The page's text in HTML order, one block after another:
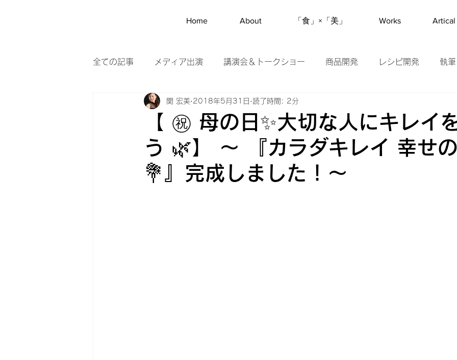
Home About 「食」×「美」 Works Artical
全ての記事 メディア出演 講演会＆トークショー 商品開発 レシピ開発 執筆
農家訪問 メイク 野菜ソムリエ #野菜美活
【 ㊗️ 母の日✨大切な人にキレイ
う 🌿】 〜 『カラダキレイ 幸せ
💐』完成しました！〜
関 宏美 2018年5月31日 読了時間: 2分